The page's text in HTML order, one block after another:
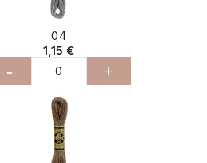
04
1,15 €
- +